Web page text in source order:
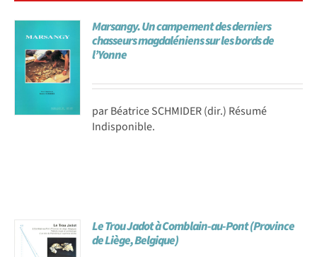
Marsangy. Un campement des derniers
chasseurs magdaléniens sur les bords de
l’Yonne
par Béatrice SCHMIDER (dir.) Résumé
Indisponible.
Le Trou Jadot à Comblain-au-Pont (Province
de Liège, Belgique)